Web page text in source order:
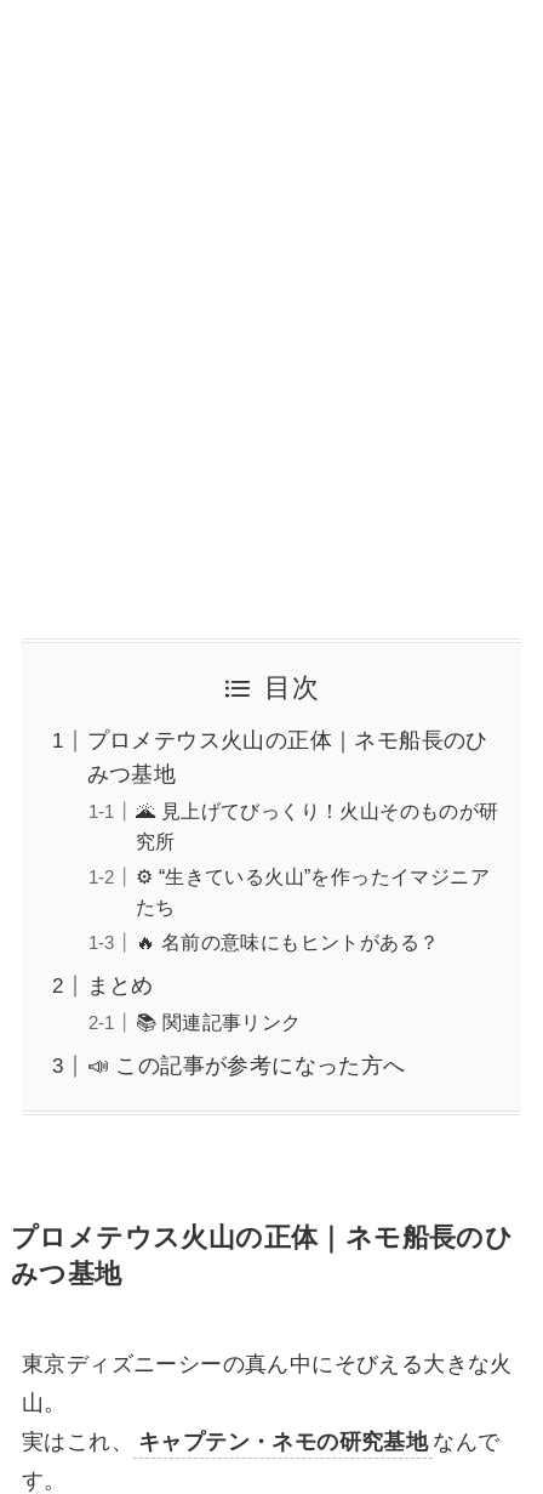
目次
プロメテウス火山の正体｜ネモ船長のひ
みつ基地
🌋 見上げてびっくり！火山そのものが研
究所
⚙️ “生きている火山”を作ったイマジニア
たち
🔥 名前の意味にもヒントがある？
まとめ
📚 関連記事リンク
📣 この記事が参考になった方へ
プロメテウス火山の正体｜ネモ船長のひ
みつ基地
東京ディズニーシーの真ん中にそびえる大きな火
山。
実はこれ、
キャプテン・ネモの研究基地 なんで
す。